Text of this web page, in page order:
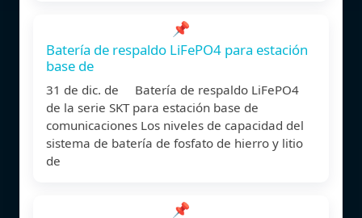
📌
Batería de respaldo LiFePO4 para estación
base de
31 de dic. de Batería de respaldo LiFePO4
de la serie SKT para estación base de
comunicaciones Los niveles de capacidad del
sistema de batería de fosfato de hierro y litio
de
📌